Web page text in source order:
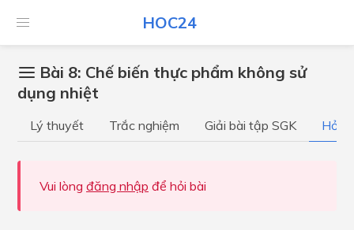
HOC24
Bài 8: Chế biến thực phẩm không sử
dụng nhiệt
Lý thuyết Trắc nghiệm Giải bài tập SGK Hỏi
Vui lòng đăng nhập để hỏi bài